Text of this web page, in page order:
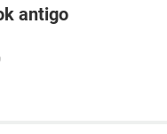
antigo